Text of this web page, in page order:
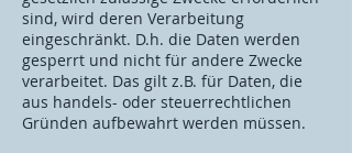
sind, wird deren Verarbeitung
eingeschränkt. D.h. die Daten werden
gesperrt und nicht für andere Zwecke
verarbeitet. Das gilt z.B. für Daten, die
aus handels- oder steuerrechtlichen
Gründen aufbewahrt werden müssen.